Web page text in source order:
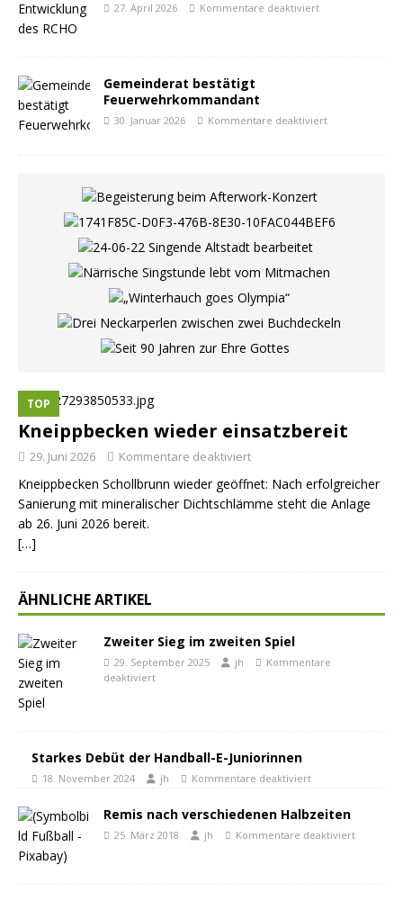
27. April 2026 Kommentare deaktiviert
Gemeinderat bestätigt
Feuerwehrkommandant
30. Januar 2026 Kommentare deaktiviert
TOP
Kneippbecken wieder einsatzbereit
29. Juni 2026 Kommentare deaktiviert
Kneippbecken Schollbrunn wieder geöffnet: Nach erfolgreicher
Sanierung mit mineralischer Dichtschlämme steht die Anlage
ab 26. Juni 2026 bereit.
[…]
ÄHNLICHE ARTIKEL
Zweiter Sieg im zweiten Spiel
29. September 2025 jh
Kommentare
deaktiviert
Starkes Debüt der Handball-E-Juniorinnen
18. November 2024 jh Kommentare deaktiviert
Remis nach verschiedenen Halbzeiten
25. März 2018 jh Kommentare deaktiviert